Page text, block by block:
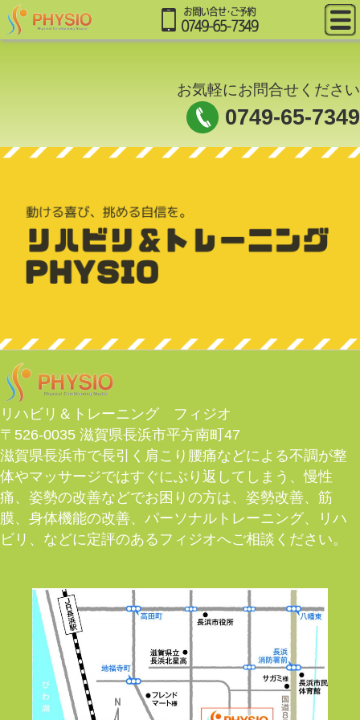
お気軽にお問合せください
0749-65-7349
リハビリ＆トレーニング フィジオ
〒526-0035 滋賀県長浜市平方南町47
滋賀県長浜市で長引く肩こり腰痛などによる不調が整
体やマッサージではすぐにぶり返してしまう、慢性
痛、姿勢の改善などでお困りの方は、姿勢改善、筋
膜、身体機能の改善、パーソナルトレーニング、リハ
ビリ、などに定評のあるフィジオへご相談ください。